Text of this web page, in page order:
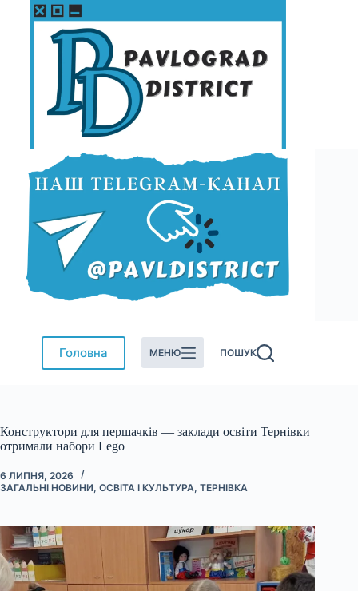
Перейти
Головна МЕНЮ ПОШУК
Конструктори для першачків — заклади освіти Тернівки
отримали набори Lego
6 ЛИПНЯ, 2026
ЗАГАЛЬНІ НОВИНИ, ОСВІТА І КУЛЬТУРА, ТЕРНІВКА